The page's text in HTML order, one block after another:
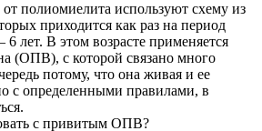
полиомиелита используют схему из
приходится как раз на период
лет. В этом возрасте применяется
(ОПВ), с которой связано много
потому, что она живая и ее
с определенными правилами, в
с привитым ОПВ?